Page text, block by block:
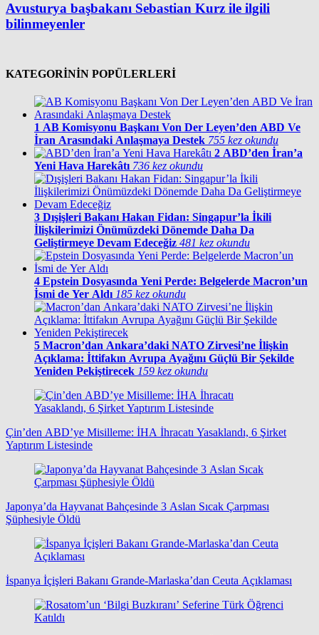
Avusturya başbakanı Sebastian Kurz ile ilgili
bilinmeyenler
KATEGORİNİN POPÜLERLERİ
1 AB Komisyonu Başkanı Von Der Leyen’den ABD Ve
İran Arasındaki Anlaşmaya Destek 755 kez okundu
2 ABD’den İran’a
Yeni Hava Harekâtı 736 kez okundu
3 Dışişleri Bakanı Hakan Fidan: Singapur’la İkili
İlişkilerimizi Önümüzdeki Dönemde Daha Da
Geliştirmeye Devam Edeceğiz 481 kez okundu
4 Epstein Dosyasında Yeni Perde: Belgelerde Macron’un
İsmi de Yer Aldı 185 kez okundu
5 Macron’dan Ankara’daki NATO Zirvesi’ne İlişkin
Açıklama: İttifakın Avrupa Ayağını Güçlü Bir Şekilde
Yeniden Pekiştirecek 159 kez okundu
Çin’den ABD’ye Misilleme: İHA İhracatı Yasaklandı, 6 Şirket
Yaptırım Listesinde
Japonya’da Hayvanat Bahçesinde 3 Aslan Sıcak Çarpması
Şüphesiyle Öldü
İspanya İçişleri Bakanı Grande-Marlaska’dan Ceuta Açıklaması